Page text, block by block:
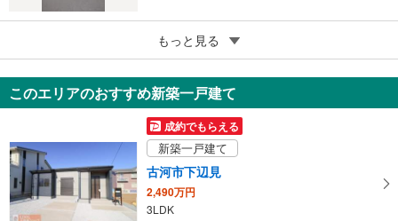
2,850万円
193.59m2
茨城県つくば市みどりの2丁目
もっと見る
このエリアのおすすめ新築一戸建て
成約でもらえる
新築一戸建て
古河市下辺見
2,490万円
3LDK